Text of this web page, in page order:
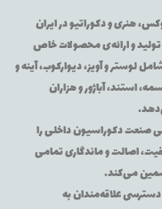
هنری و دکوراتیو در ایران
و ارائه‌ی محصولات خاص
لوستر و آویز، دیوارکوب، آینه و
استند، آباژور و هزاران
صنعت دکوراسیون داخلی را
اصالت و ماندگاری تمامی
می‌کند.
دسترسی علاقه‌مندان به